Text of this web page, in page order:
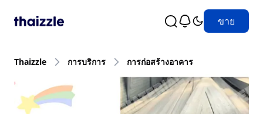
ขาย
Thaizzle การบริการ การก่อสร้างอาคาร